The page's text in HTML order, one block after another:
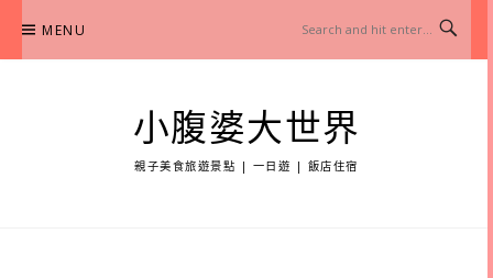
content
MENU
小腹婆大世界
親子美食旅遊景點 | 一日遊 | 飯店住宿